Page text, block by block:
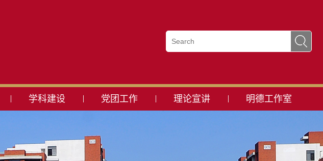
学科建设 党团工作 理论宣讲 明德工作室